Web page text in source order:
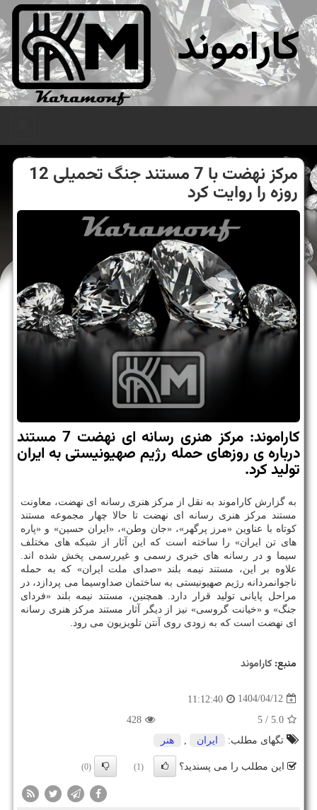
کاراموند
مرکز نهضت با 7 مستند جنگ تحمیلی 12
روزه را روایت کرد
کاراموند: مرکز هنری رسانه ای نهضت 7 مستند
درباره ی روزهای حمله رژیم صهیونیستی به ایران
تولید کرد.
به گزارش کاراموند به نقل از مرکز هنری رسانه ای نهضت، معاونت
مستند مرکز هنری رسانه ای نهضت تا حالا چهار مجموعه مستند
کوتاه با عناوین «مرز پرگهر»، «جان وطن»، «ایران حسین» و «پاره
های تن ایران» را ساخته است که این آثار از شبکه های مختلف
سیما و در رسانه های خبری رسمی و غیررسمی پخش شده اند.
علاوه بر این، مستند نیمه بلند «صدای ملت ایران» که به حمله
ناجوانمردانه رژیم صهیونیستی به ساختمان صداوسیما می پردازد، در
مراحل پایانی تولید قرار دارد. همچنین، مستند نیمه بلند «فردای
جنگ» و «خیانت گروسی» نیز از دیگر آثار مستند مرکز هنری رسانه
ای نهضت است که به زودی روی آنتن تلویزیون می رود.
منبع: كاراموند
1404/04/12
11:12:40
5.0
/ 5
428
تگهای مطلب:
ایران , هنر
این مطلب را می پسندید؟ (1)
(0)